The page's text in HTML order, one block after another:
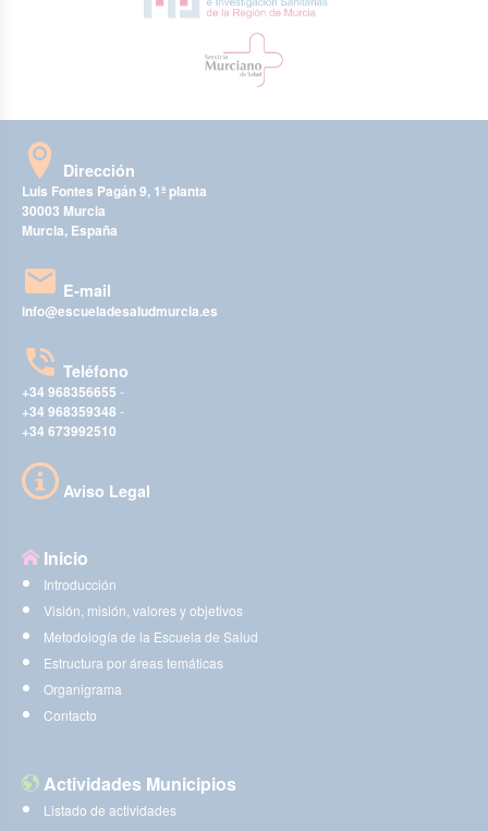
Dirección
Luis Fontes Pagán 9, 1ª planta
30003 Murcia
Murcia, España
E-mail
info@escueladesaludmurcia.es
Teléfono
+34 968356655 -
+34 968359348 -
+34 673992510
Aviso Legal
Inicio
Introducción
Visión, misión, valores y objetivos
Metodología de la Escuela de Salud
Estructura por áreas temáticas
Organigrama
Contacto
Actividades Municipios
Listado de actividades